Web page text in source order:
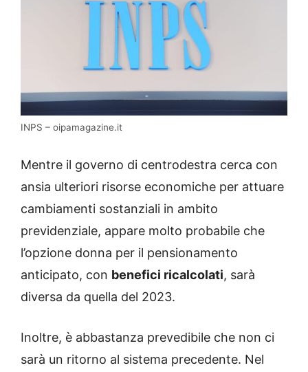
INPS – oipamagazine.it
Mentre il governo di centrodestra cerca con
ansia ulteriori risorse economiche per attuare
cambiamenti sostanziali in ambito
previdenziale, appare molto probabile che
l’opzione donna per il pensionamento
anticipato, con benefici ricalcolati, sarà
diversa da quella del 2023.
Inoltre, è abbastanza prevedibile che non ci
sarà un ritorno al sistema precedente. Nel